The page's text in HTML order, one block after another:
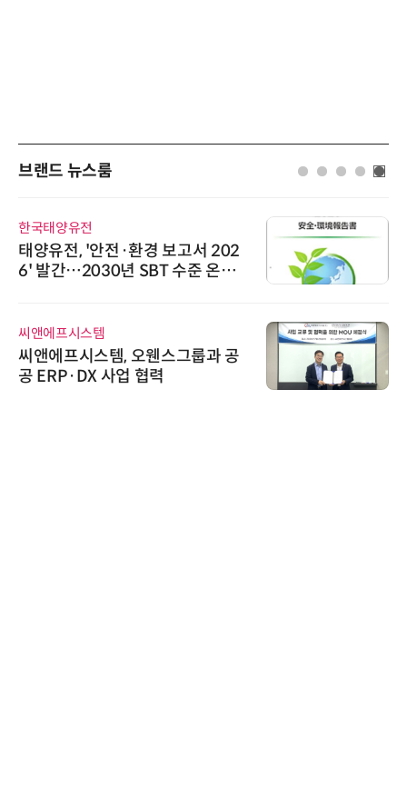
브랜드 뉴스룸
한국태양유전
태양유전, '안전·환경 보고서 202
6' 발간…2030년 SBT 수준 온실
씨앤에프시스템
씨앤에프시스템, 오웬스그룹과 공
공 ERP·DX 사업 협력